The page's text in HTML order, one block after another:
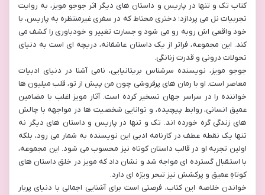
کتاب تک و تنها در پاریس و داستان های دیگر اثر جوجو مویز، به روایت
تجربیات نل می پردازد؛ دختری محتاط که در سفری غیرمنتظره به پاریس، با
خود واقعی اش روبه رو می شود و جسارت تغییر و خودباوری را کشف می
کند. این مجموعه، فراتر از یک داستان عاشقانه، دریچه ای است به دنیای
تحولات درونی و قدرت زنانگی.
جوجو مویز، نویسنده سرشناس بریتانیایی، نامی آشنا در دنیای ادبیات
معاصر است. او با رمان های پرفروشی چون من پیش از تو، قلب میلیون ها
خواننده را در سراسر جهان تسخیر کرده است. آثار مویز اغلب با مضامین
عمیق انسانی، روابط پیچیده، و توانایی شخصیت ها در مواجهه با چالش
های زندگی گره خورده اند. تک و تنها در پاریس و داستان های دیگر نه
تنها یک نقطه عطف در کارنامه ادبی این نویسنده به شمار می رود، بلکه
اولین تجربه او در قالب داستان کوتاه نیز محسوب می شود. این مجموعه،
با استقبال گسترده ای مواجه شد و نشان داد که مویز در خلق داستان های
کوتاهِ عمیق و پرکشش نیز تبحر ویژه ای دارد.
خواندن خلاصه این کتاب، فرصتی است برای آشنایی اجمالی با دنیای پربار